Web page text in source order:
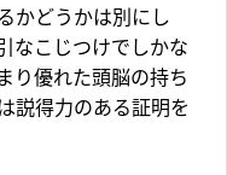
かどうかは別にし
なこじつけでしかな
り優れた頭脳の持ち
説得力のある証明を